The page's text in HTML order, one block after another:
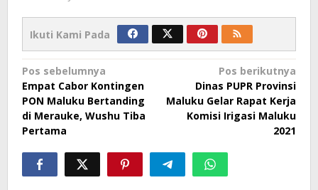
Ikuti Kami Pada
Navigasi
pos
Pos sebelumnya
Empat Cabor Kontingen
PON Maluku Bertanding
di Merauke, Wushu Tiba
Pertama
Pos berikutnya
Dinas PUPR Provinsi
Maluku Gelar Rapat Kerja
Komisi Irigasi Maluku
2021